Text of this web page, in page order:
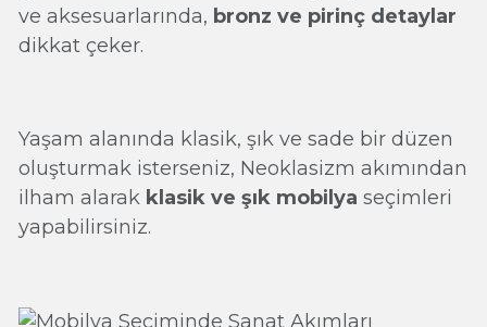
ve aksesuarlarında, bronz ve pirinç detaylar
dikkat çeker.
Yaşam alanında klasik, şık ve sade bir düzen
oluşturmak isterseniz, Neoklasizm akımından
ilham alarak klasik ve şık mobilya seçimleri
yapabilirsiniz.